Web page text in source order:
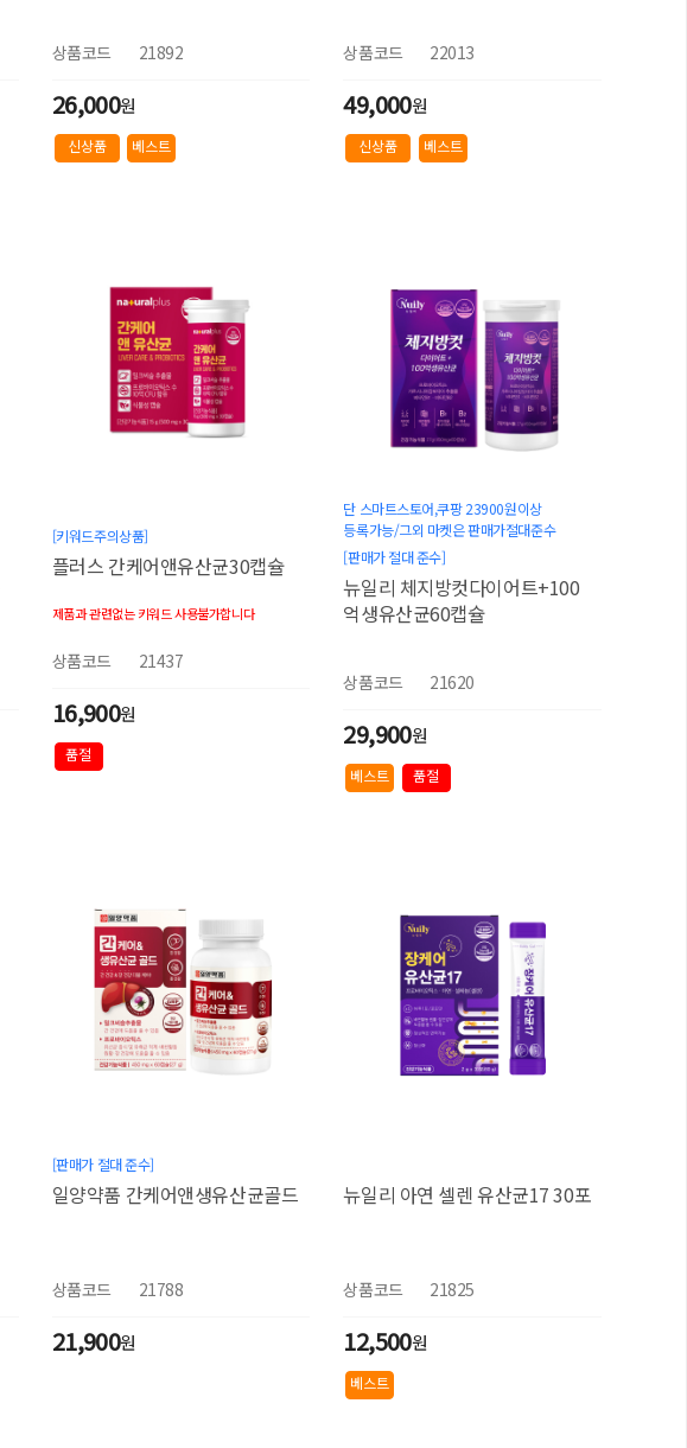
상품코드 21892
26,000원
신상품 베스트
상품코드 22013
49,000원
신상품 베스트
[키워드주의상품]
플러스 간케어앤유산균30캡슐
제품과 관련없는 키워드 사용불가합니다
상품코드 21437
16,900원
품절
단 스마트스토어,쿠팡 23900원이상
등록가능/그외 마켓은 판매가절대준수
[판매가 절대 준수]
뉴일리 체지방컷다이어트+100
억생유산균60캡슐
상품코드 21620
29,900원
베스트 품절
[판매가 절대 준수]
일양약품 간케어앤생유산균골드
상품코드 21788
21,900원
뉴일리 아연 셀렌 유산균17 30포
상품코드 21825
12,500원
베스트